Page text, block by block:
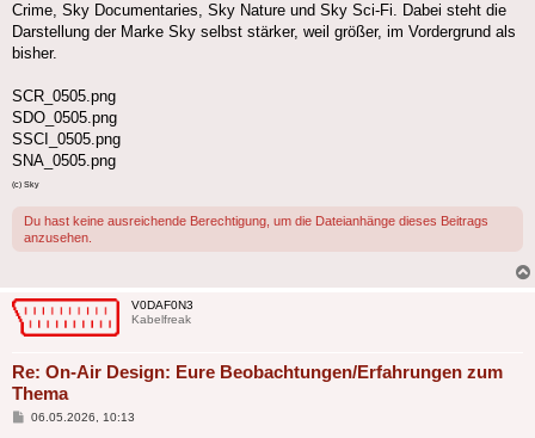
Crime, Sky Documentaries, Sky Nature und Sky Sci-Fi. Dabei steht die
Darstellung der Marke Sky selbst stärker, weil größer, im Vordergrund als
bisher.
SCR_0505.png
SDO_0505.png
SSCI_0505.png
SNA_0505.png
(c) Sky
Du hast keine ausreichende Berechtigung, um die Dateianhänge dieses Beitrags
anzusehen.
V0DAF0N3
Kabelfreak
Re: On-Air Design: Eure Beobachtungen/Erfahrungen zum
Thema
Beitrag
06.05.2026, 10:13